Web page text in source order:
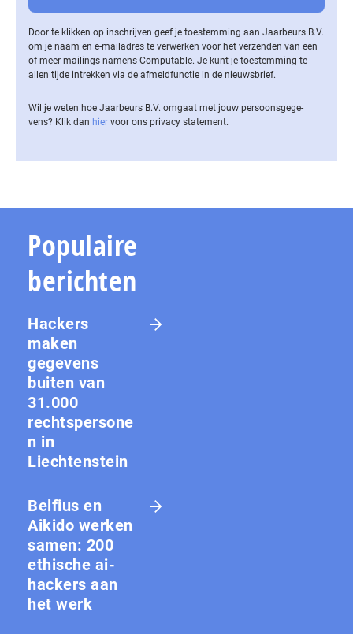
Door te klikken op inschrijven geef je toestemming aan Jaarbeurs B.V.
om je naam en e-mailadres te verwerken voor het verzenden van een
of meer mailings namens Computable. Je kunt je toestemming te
allen tijde intrekken via de af­meld­func­tie in de nieuwsbrief.
Wil je weten hoe Jaarbeurs B.V. omgaat met jouw per­soons­ge­ge­
vens? Klik dan hier voor ons privacy statement.
Populaire
berichten
Hackers
maken
gegevens
buiten van
31.000
rechtspersone
n in
Liechtenstein
Belfius en
Aikido werken
samen: 200
ethische ai-
hackers aan
het werk